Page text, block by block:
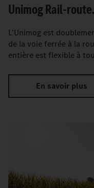
Unimog Rail-route.
L'Unimog est
de la voie ferrée à la
entière est flexible à
En savoir plus